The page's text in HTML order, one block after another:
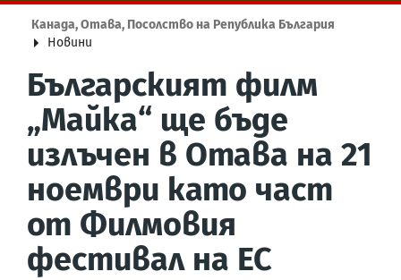
Канада, Отава, Посолство на Република България
Новини
Българският филм
„Майка“ ще бъде
излъчен в Отава на 21
ноември като част
от Филмовия
фестивал на ЕС